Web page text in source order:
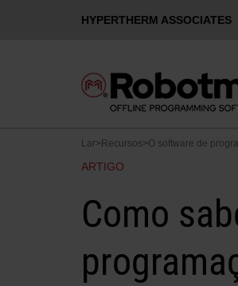
HYPERTHERM ASSOCIATES
Lar> Recursos>O software de
ARTIGO
Como